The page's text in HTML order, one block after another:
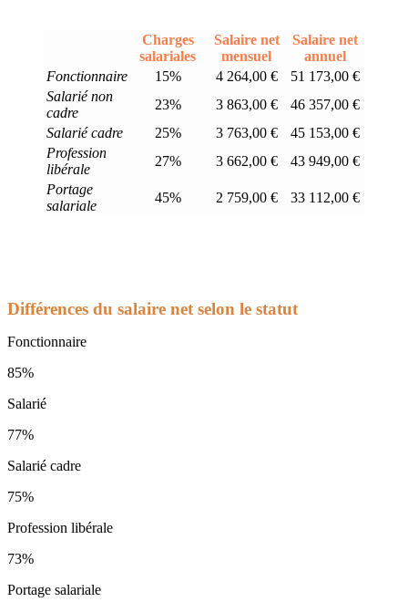
Charges
salariales
Salaire net
mensuel
Salaire net
annuel
Fonctionnaire
15% 4 264,00 €
51 173,00 €
Salarié non
cadre
23% 3 863,00 €
46 357,00 €
Salarié cadre
25% 3 763,00 €
45 153,00 €
Profession
libérale
27% 3 662,00 €
43 949,00 €
Portage
salariale
45% 2 759,00 € 33 112,00 €
Différences du salaire net selon le statut
Fonctionnaire
85%
Salarié
77%
Salarié cadre
75%
Profession libérale
73%
Portage salariale